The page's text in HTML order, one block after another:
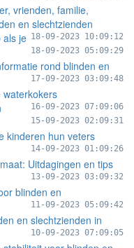
vrienden, familie,
en slechtzienden
18-09-2023 10:09:12
als je
18-09-2023 05:09:29
rond blinden en
17-09-2023 03:09:48
waterkokers
16-09-2023 07:09:06
15-09-2023 02:09:31
kinderen hun veters
14-09-2023 01:09:26
Uitdagingen en tips
13-09-2023 03:09:32
blinden en
11-09-2023 05:09:42
en slechtzienden in
10-09-2023 07:09:05